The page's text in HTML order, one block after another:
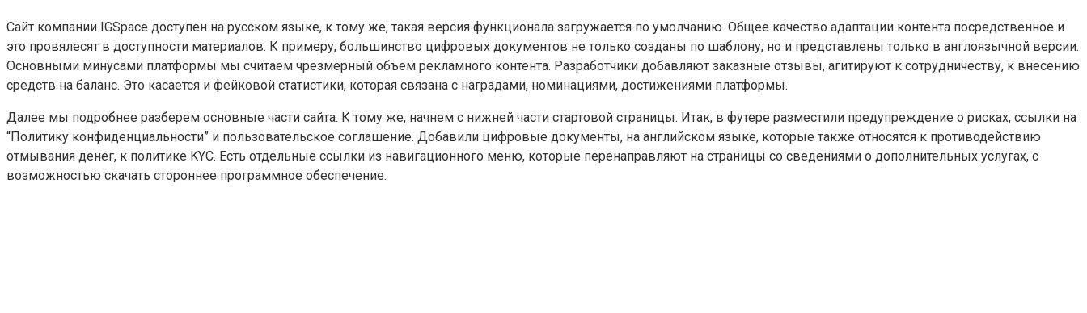
Сайт компании IGSpace доступен на русском языке, к тому же, такая версия функционала загружается по умолчанию. Общее качество адаптации контента посредственное и
это провялесят в доступности материалов. К примеру, большинство цифровых документов не только созданы по шаблону, но и представлены только в англоязычной версии.
Основными минусами платформы мы считаем чрезмерный объем рекламного контента. Разработчики добавляют заказные отзывы, агитируют к сотрудничеству, к внесению
средств на баланс. Это касается и фейковой статистики, которая связана с наградами, номинациями, достижениями платформы.
Далее мы подробнее разберем основные части сайта. К тому же, начнем с нижней части стартовой страницы. Итак, в футере разместили предупреждение о рисках, ссылки на
“Политику конфиденциальности” и пользовательское соглашение. Добавили цифровые документы, на английском языке, которые также относятся к противодействию
отмывания денег, к политике KYC. Есть отдельные ссылки из навигационного меню, которые перенаправляют на страницы со сведениями о дополнительных услугах, с
возможностью скачать стороннее программное обеспечение.